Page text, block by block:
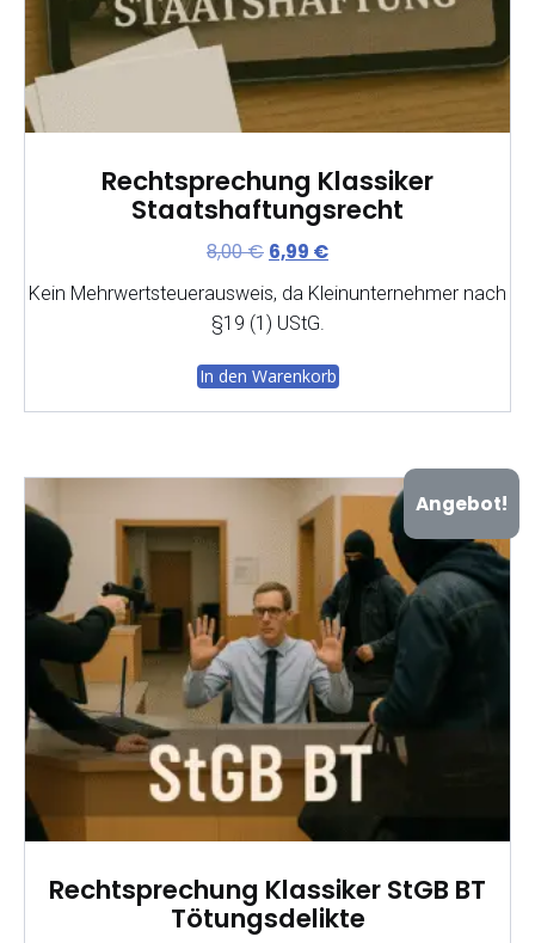
Rechtsprechung Klassiker
Staatshaftungsrecht
8,00€ Ursprünglicher
war:
8,00 €
6,99 €Aktueller
ist:
Kein Mehrwertsteuerausweis, da Kleinunternehmer nach
§19 (1) UStG.
In den Warenkorb
Angebot!
Rechtsprechung Klassiker StGB BT
Tötungsdelikte